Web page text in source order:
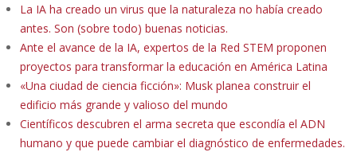
La IA ha creado un virus que la naturaleza no había creado
antes. Son (sobre todo) buenas noticias.
Ante el avance de la IA, expertos de la Red STEM proponen
proyectos para transformar la educación en América Latina
«Una ciudad de ciencia ficción»: Musk planea construir el
edificio más grande y valioso del mundo
Científicos descubren el arma secreta que escondía el ADN
humano y que puede cambiar el diagnóstico de enfermedades.